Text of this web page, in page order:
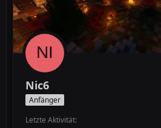
Nic6
Anfänger
Letzte Aktivität